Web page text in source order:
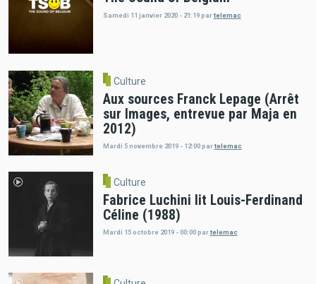
Samedi 11 janvier 2020 - 21:19 partelemac
Culture
Aux sources Franck Lepage (Arrêt
sur Images, entrevue par Maja en
2012)
Mardi 5 novembre 2019 - 12:00 partelemac
Culture
Fabrice Luchini lit Louis-Ferdinand
Céline (1988)
Mardi 15 octobre 2019 - 00:00 partelemac